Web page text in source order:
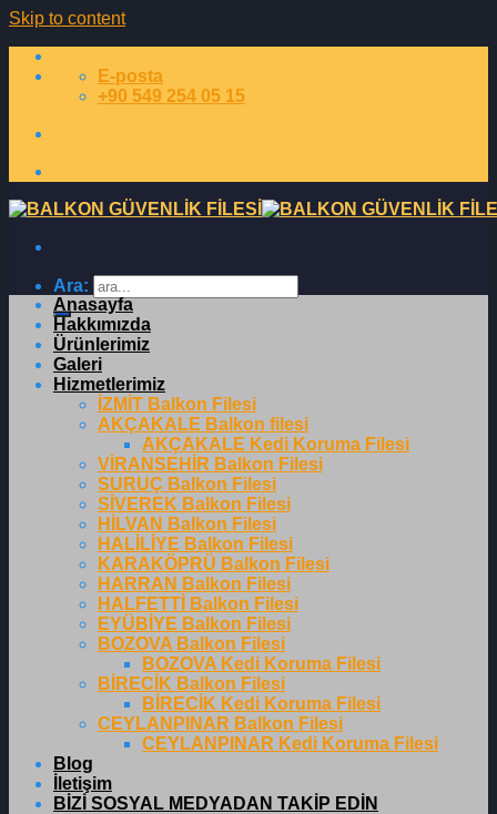
Skip to content
E-posta
+90 549 254 05 15
Ara:
Anasayfa
Hakkımızda
Ürünlerimiz
Galeri
Hizmetlerimiz
İZMİT Balkon Filesi
AKÇAKALE Balkon filesi
AKÇAKALE Kedi Koruma Filesi
VİRANSEHİR Balkon Filesi
SURUÇ Balkon Filesi
SİVEREK Balkon Filesi
HİLVAN Balkon Filesi
HALİLİYE Balkon Filesi
KARAKÖPRÜ Balkon Filesi
HARRAN Balkon Filesi
HALFETTİ Balkon Filesi
EYÜBİYE Balkon Filesi
BOZOVA Balkon Filesi
BOZOVA Kedi Koruma Filesi
BİRECİK Balkon Filesi
BİRECİK Kedi Koruma Filesi
CEYLANPINAR Balkon Filesi
CEYLANPINAR Kedi Koruma Filesi
Blog
İletişim
BİZİ SOSYAL MEDYADAN TAKİP EDİN